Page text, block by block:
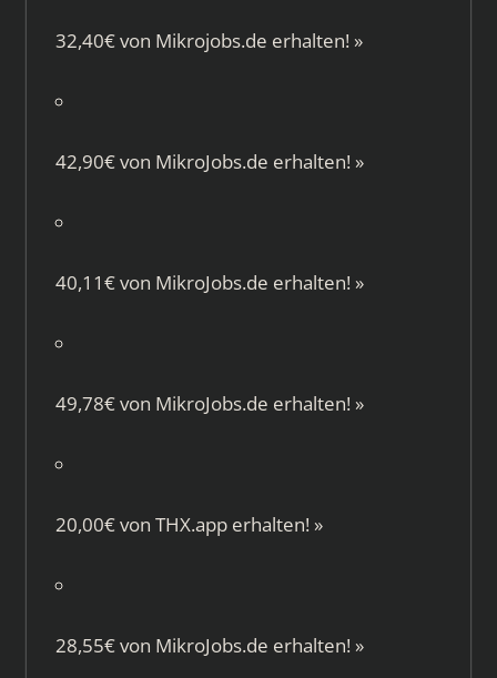
32,40€ von Mikrojobs.de erhalten! »
42,90€ von MikroJobs.de erhalten! »
40,11€ von MikroJobs.de erhalten! »
49,78€ von MikroJobs.de erhalten! »
20,00€ von THX.apperhalten! »
28,55€ von MikroJobs.de erhalten! »